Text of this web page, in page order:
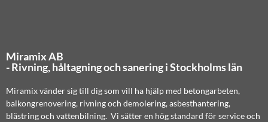
Miramix AB
- Rivning, håltagning och sanering i Stockholms län
Miramix vänder sig till dig som vill ha hjälp med betongarbeten,
balkongrenovering, rivning och demolering, asbesthantering,
blästring och vattenbilning. Vi sätter en hög standard för service och